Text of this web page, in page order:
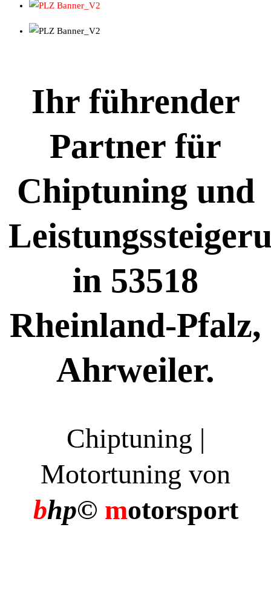
Ihr führender
Partner für
Chiptuning und
in 53518
Rheinland-Pfalz,
Ahrweiler.
Chiptuning |
Motortuning von
bhp© motorsport